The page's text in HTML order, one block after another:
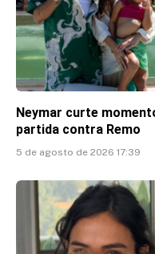
Neymar curte
partida contra Remo
5 de agosto de 2026 17:39